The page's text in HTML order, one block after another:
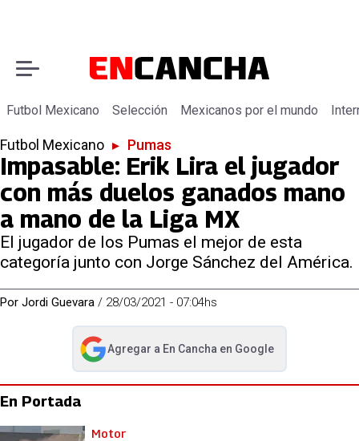
Futbol Mexicano Selección Mexicanos por el mundo
Futbol Mexicano ▸ Pumas
Impasable: Erik Lira el jugador
con más duelos ganados mano
a mano de la Liga MX
El jugador de los Pumas el mejor de esta
categoría junto con Jorge Sánchez del América.
Por Jordi Guevara / 28/03/2021 - 07:04hs
Agregar a En Cancha en Google
abre en nueva pestaña
En Portada
Motor